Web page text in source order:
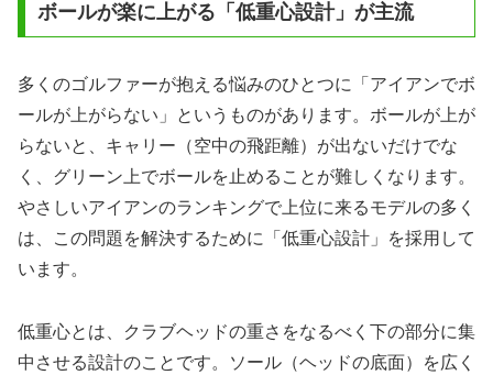
ボールが楽に上がる「低重心設計」が主流
多くのゴルファーが抱える悩みのひとつに「アイアンでボ
ールが上がらない」というものがあります。ボールが上が
らないと、キャリー（空中の飛距離）が出ないだけでな
く、グリーン上でボールを止めることが難しくなります。
やさしいアイアンのランキングで上位に来るモデルの多く
は、この問題を解決するために「低重心設計」を採用して
います。
低重心とは、クラブヘッドの重さをなるべく下の部分に集
中させる設計のことです。ソール（ヘッドの底面）を広く